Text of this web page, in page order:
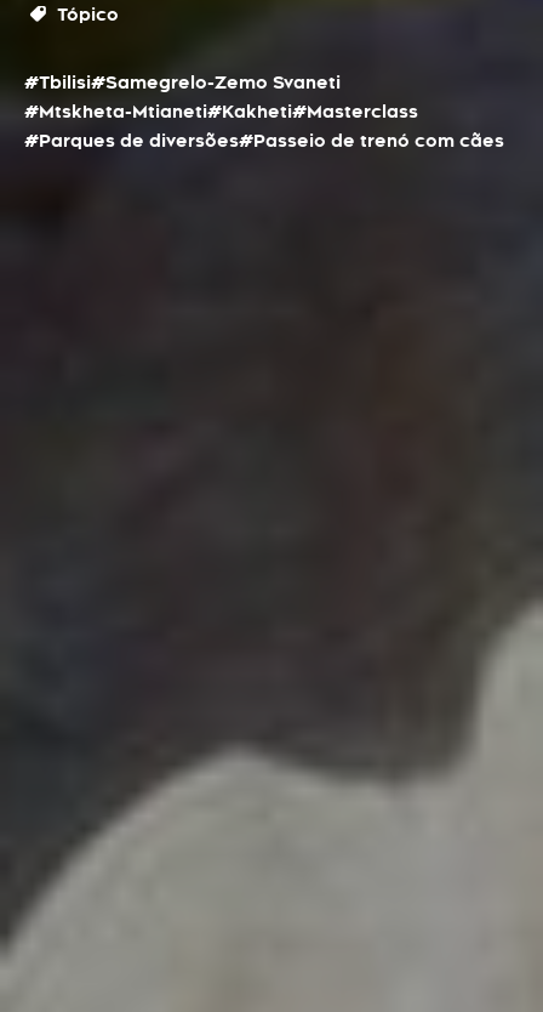
Tópico
#Tbilisi#Samegrelo-Zemo Svaneti
#Mtskheta-Mtianeti#Kakheti#Masterclass
#Parques de diversões#Passeio de trenó com cães